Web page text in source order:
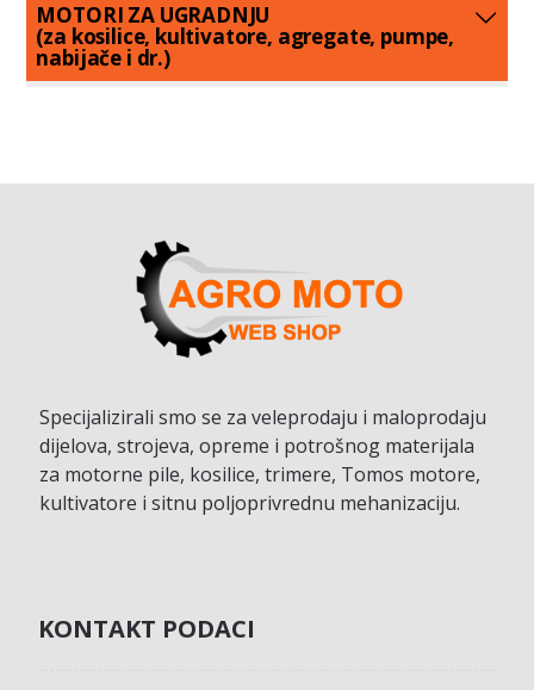
MOTORI ZA UGRADNJU
(za kosilice, kultivatore, agregate, pumpe,
nabijače i dr.)
Specijalizirali smo se za veleprodaju i maloprodaju
dijelova, strojeva, opreme i potrošnog materijala
za motorne pile, kosilice, trimere, Tomos motore,
kultivatore i sitnu poljoprivrednu mehanizaciju.
KONTAKT PODACI